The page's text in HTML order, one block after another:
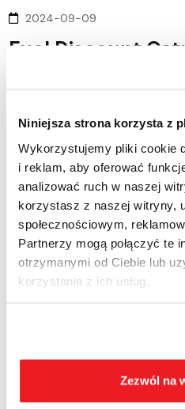
Niniejsza strona korzysta z
Wykorzystujemy pliki cookie
i reklam, aby oferować
analizować ruch w naszej
korzystasz z naszej witryny,
społecznościowym,
Partnerzy mogą połączyć te
otrzymanymi od Ciebie lub
korzystania z ich usług.
Zezwól na
2024-09-09
Fuel Discount
ul. Kaliska 109 63-400 Ostrów
09
Fuel Discount
Konin Żagański 153 68-120